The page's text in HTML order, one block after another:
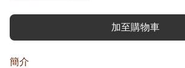
加至購物車
簡介